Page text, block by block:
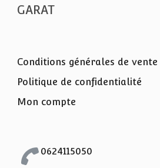
GARAT
Conditions générales de vente
Politique de confidentialité
Mon compte
0624115050